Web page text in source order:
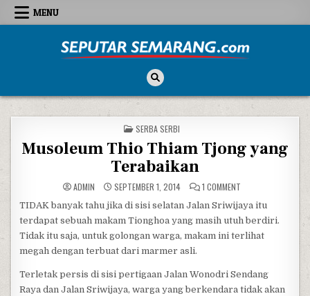
Skip to content
MENU
POSTED IN
SERBA SERBI
Musoleum Thio Thiam Tjong yang
Terabaikan
ADMIN SEPTEMBER 1, 2014 1 COMMENTON MUSOLEUM
TIDAK banyak tahu jika di sisi selatan Jalan Sriwijaya itu
terdapat sebuah makam Tionghoa yang masih utuh berdiri.
Tidak itu saja, untuk golongan warga, makam ini terlihat
megah dengan terbuat dari marmer asli.
Terletak persis di sisi pertigaan Jalan Wonodri Sendang
Raya dan Jalan Sriwijaya, warga yang berkendara tidak akan